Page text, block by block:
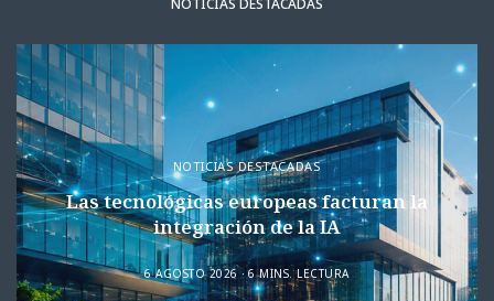
NOTICIAS DESTACADAS
NOTICIAS DESTACADAS
Las tecnológicas europeas facturan la
integración de la IA
6 AGOSTO 2026 6 MINS. LECTURA